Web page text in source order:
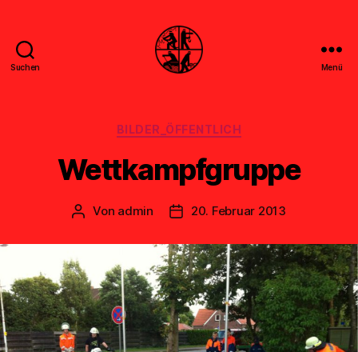
Suchen Menü
Kategorien
BILDER_ÖFFENTLICH
Wettkampfgruppe
Beitragsautor
Von admin Veröffentlichungsdatum
20. Februar 2013